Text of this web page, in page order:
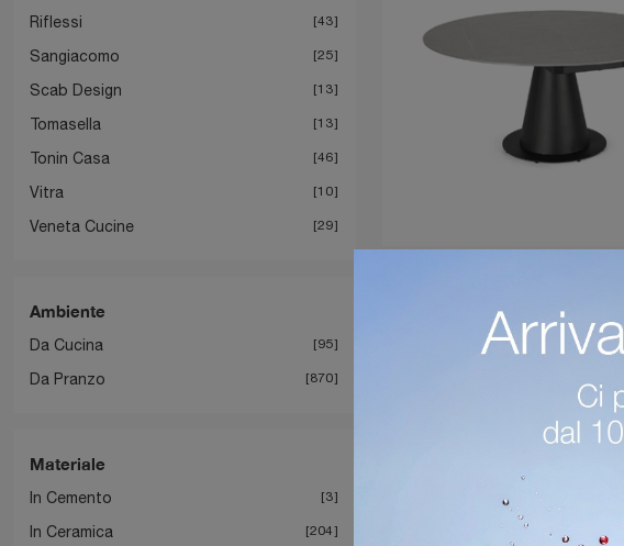
Riflessi 43
Sangiacomo 25
Scab Design 13
Tomasella 13
Tonin Casa 46
Vitra 10
Veneta Cucine 29
Ambiente
Da Cucina 95
Da Pranzo 870
Materiale
In Cemento 3
In Ceramica 204